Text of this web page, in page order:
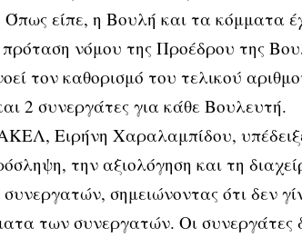
είπε, η Βουλή και τα κόμματα
νόμου της Προέδρου της
τον καθορισμό του τελικού
2 συνεργάτες για κάθε Βουλευτή.
Ειρήνη Χαραλαμπίδου,
την αξιολόγηση και τη
σημειώνοντας ότι δεν
των συνεργατών. Οι συνεργάτες